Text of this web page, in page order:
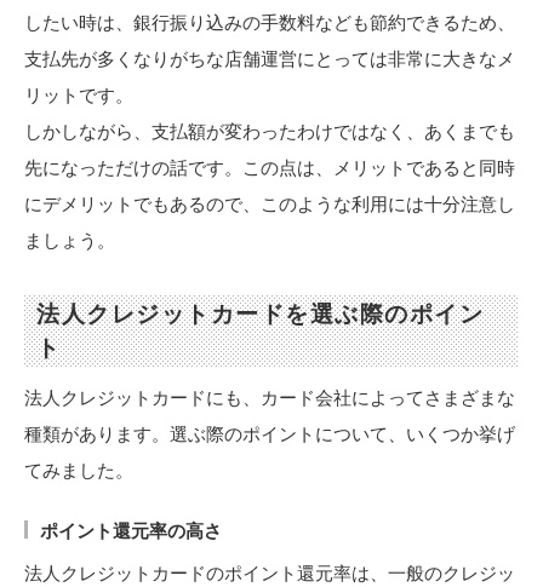
したい時は、銀行振り込みの手数料なども節約できるため、
支払先が多くなりがちな店舗運営にとっては非常に大きなメ
リットです。
しかしながら、支払額が変わったわけではなく、あくまでも
先になっただけの話です。この点は、メリットであると同時
にデメリットでもあるので、このような利用には十分注意し
ましょう。
法人クレジットカードを選ぶ際のポイン
ト
法人クレジットカードにも、カード会社によってさまざまな
種類があります。選ぶ際のポイントについて、いくつか挙げ
てみました。
ポイント還元率の高さ
法人クレジットカードのポイント還元率は、一般のクレジッ